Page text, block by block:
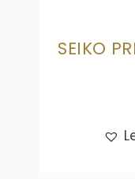
SEIKO